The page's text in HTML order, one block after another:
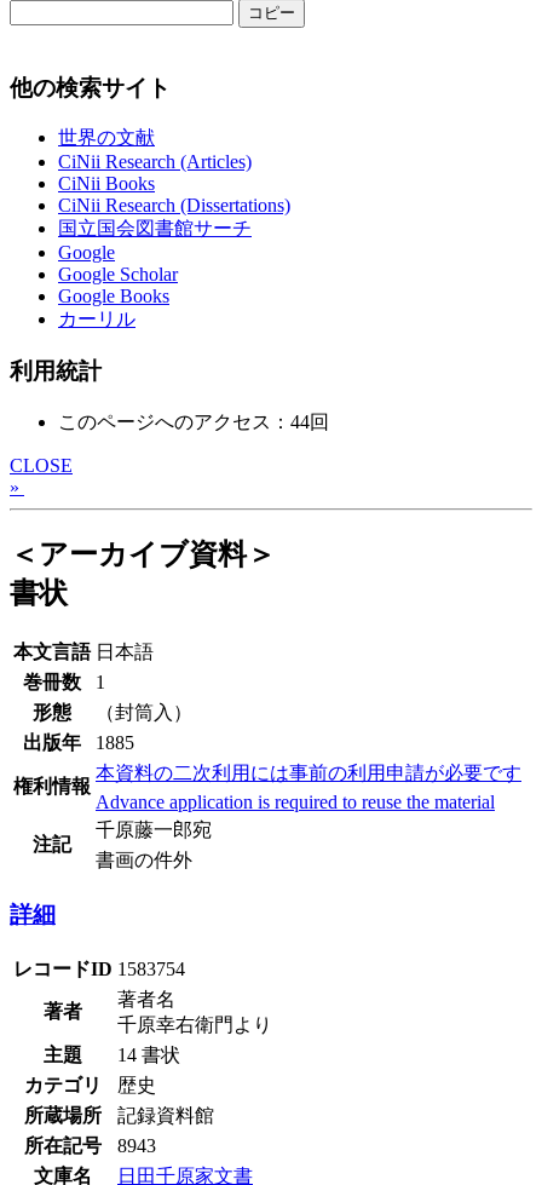
コピー
他の検索サイト
世界の文献
CiNii Research (Articles)
CiNii Books
CiNii Research (Dissertations)
国立国会図書館サーチ
Google
Google Scholar
Google Books
カーリル
利用統計
このページへのアクセス：44回
CLOSE
»
＜アーカイブ資料＞
書状
本文言語 日本語
巻冊数
1
形態
（封筒入）
出版年
1885
権利情報
本資料の二次利用には事前の利用申請が必要です
Advance application is required to reuse the material
注記
千原藤一郎宛
書画の件外
詳細
レコードID 1583754
著者
著者名
千原幸右衛門より
主題
14 書状
カテゴリ
歴史
所蔵場所
記録資料館
所在記号
8943
文庫名
日田千原家文書